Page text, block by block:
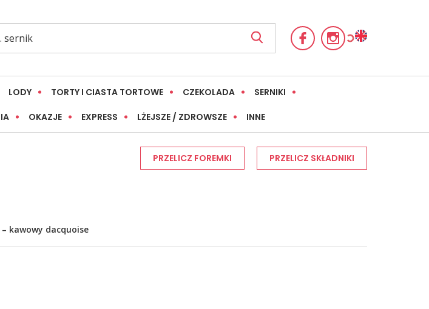
LODY TORTY I CIASTA TORTOWE CZEKOLADA SERNIKI
OKAZJE EXPRESS LŻEJSZE / ZDROWSZE INNE
PRZELICZ FOREMKI PRZELICZ SKŁADNIKI
kawowy dacquoise